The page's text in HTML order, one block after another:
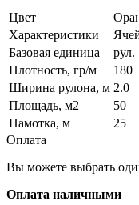
Цвет
Характеристики
Базовая единица
рул.
Плотность, гр/м
180
Ширина рулона, м 2.0
Площадь, м2
50
Намотка, м
25
Оплата
Вы можете выбрать
Оплата наличными